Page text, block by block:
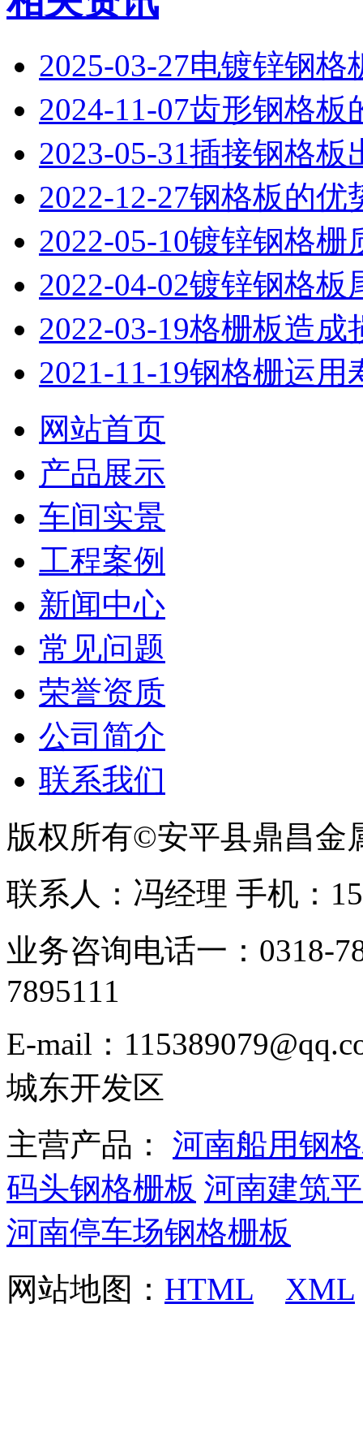
2025-03-27电镀锌钢格
2024-11-07齿形钢格板
2023-05-31插接钢格板
2022-12-27钢格板的优
2022-05-10镀锌钢格栅
2022-04-02镀锌钢格板
2022-03-19格栅板造成
2021-11-19钢格栅运用
网站首页
产品展示
车间实景
工程案例
新闻中心
常见问题
荣誉资质
公司简介
联系我们
版权所有©安平县鼎昌金
联系人：冯经理 手机：
业务咨询电话一：0318-
7895111
E-mail：
城东开发区
主营产品： 河南船用钢
码头钢格栅板 河南建筑
河南停车场钢格栅板
网站地图： HTML XML